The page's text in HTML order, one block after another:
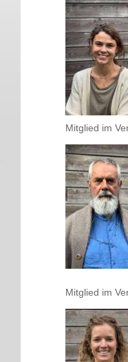
Mitglied im
Mitglied im